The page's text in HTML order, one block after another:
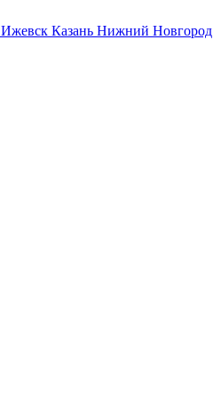
Ижевск Казань Нижний Новгород